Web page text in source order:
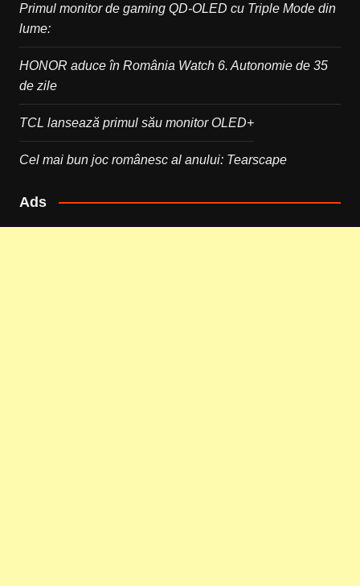
Primul monitor de gaming QD-OLED cu Triple Mode din
lume:
HONOR aduce în România Watch 6. Autonomie de 35
de zile
TCL lansează primul său monitor OLED+
Cel mai bun joc românesc al anului: Tearscape
Ads